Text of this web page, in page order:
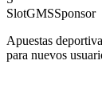
SlotGMSSponsor
Apuestas
para nuevos